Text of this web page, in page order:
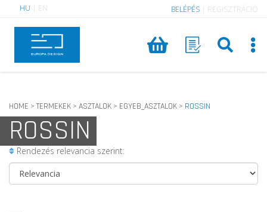
HU EN BELÉPÉS REGISZTRÁCIÓ
HOME > TERMEKEK > ASZTALOK > EGYEB_ASZTALOK > ROSSIN
ROSSIN
Rendezés relevancia szerint: